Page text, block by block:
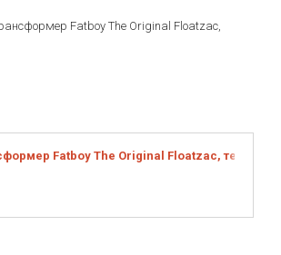
Fatboy The Original Floatzac, темно-